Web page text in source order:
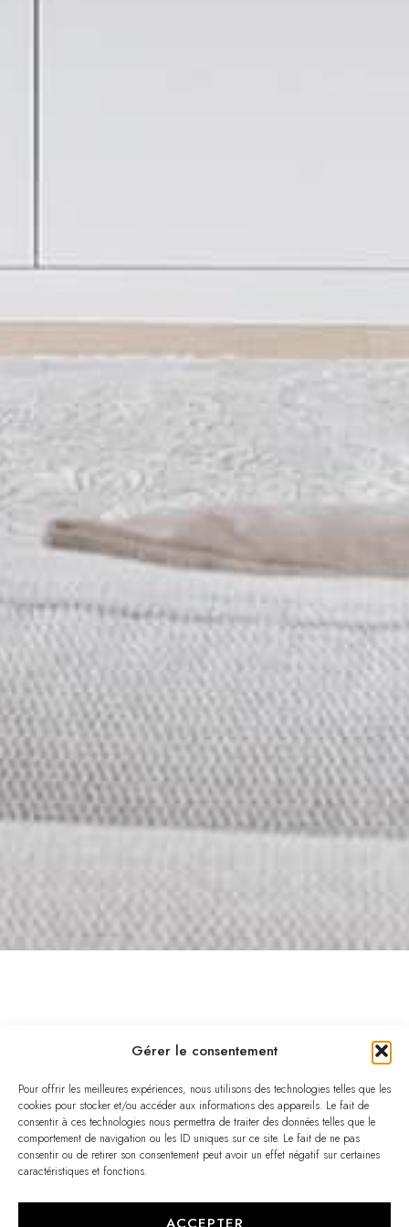
Gérer le consentement
Pour offrir les meilleures expériences, nous utilisons des technologies telles que les
cookies pour stocker et/ou accéder aux informations des appareils. Le fait de
consentir à ces technologies nous permettra de traiter des données telles que le
comportement de navigation ou les ID uniques sur ce site. Le fait de ne pas
consentir ou de retirer son consentement peut avoir un effet négatif sur certaines
caractéristiques et fonctions.
ACCEPTER
Donnez une nouvelle vie à votre duplex à Ahuntsic
avec les services de rénovation de Groupe Cartier.
Spécialisés dans la transformation résidentielle à
Montréal, nous sommes votre partenaire de
confiance pour la rénovation de duplex à Ahuntsic
en un espace moderne et fonctionnel.
Rénover votre duplex à Ahuntsic commence par